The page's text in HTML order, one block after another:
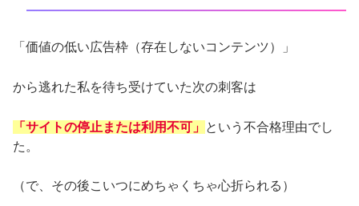
「価値の低い広告枠（存在しないコンテンツ）」
から逃れた私を待ち受けていた次の刺客は
「サイトの停止または利用不可」 という不合格理由でし
た。
（で、その後こいつにめちゃくちゃ心折られる）